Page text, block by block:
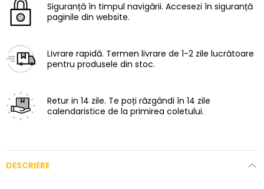
Siguranță în timpul navigării. Accesezi în siguranță
paginile din website.
Livrare rapidă. Termen livrare de 1-2 zile lucrătoare
pentru produsele din stoc.
Retur in 14 zile. Te poți răzgândi în 14 zile
calendaristice de la primirea coletului.
DESCRIERE